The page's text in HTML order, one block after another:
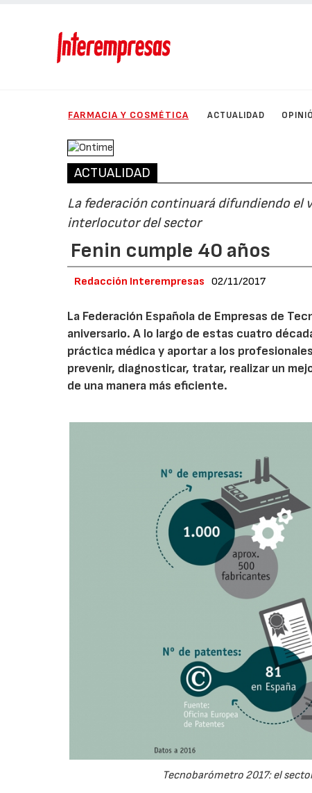
FARMACIA Y COSMÉTICA ACTUALIDAD
ACTUALIDAD
La federación continuará difundiendo el
interlocutor del sector
Fenin cumple 40 años
Redacción Interempresas 02/11/2017
La Federación Española de Empresas de
aniversario. A lo largo de estas cuatro
práctica médica y aportar a los
prevenir, diagnosticar, tratar, realizar un
de una manera más eficiente.
Tecnobarómetro 2017: el